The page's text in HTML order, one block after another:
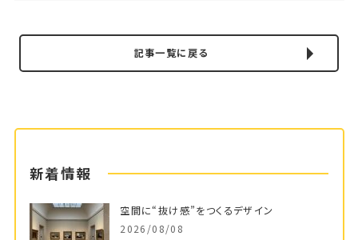
記事一覧に戻る
新着情報
空間に“抜け感”をつくるデザイン
2026/08/08